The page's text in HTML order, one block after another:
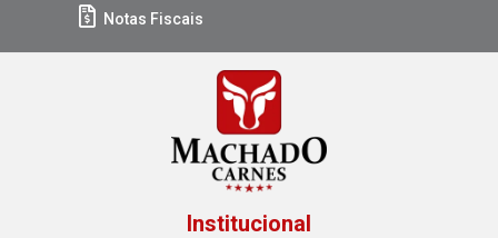
Notas Fiscais
Institucional